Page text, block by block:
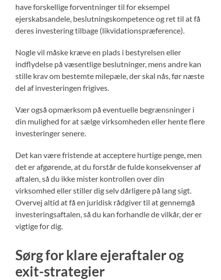
have forskellige forventninger til for eksempel
ejerskabsandele, beslutningskompetence og ret til at få
deres investering tilbage (likvidationspræference).
Nogle vil måske kræve en plads i bestyrelsen eller
indflydelse på væsentlige beslutninger, mens andre kan
stille krav om bestemte milepæle, der skal nås, før næste
del af investeringen frigives.
Vær også opmærksom på eventuelle begrænsninger i
din mulighed for at sælge virksomheden eller hente flere
investeringer senere.
Det kan være fristende at acceptere hurtige penge, men
det er afgørende, at du forstår de fulde konsekvenser af
aftalen, så du ikke mister kontrollen over din
virksomhed eller stiller dig selv dårligere på lang sigt.
Overvej altid at få en juridisk rådgiver til at gennemgå
investeringsaftalen, så du kan forhandle de vilkår, der er
vigtige for dig.
Sørg for klare ejeraftaler og
exit-strategier